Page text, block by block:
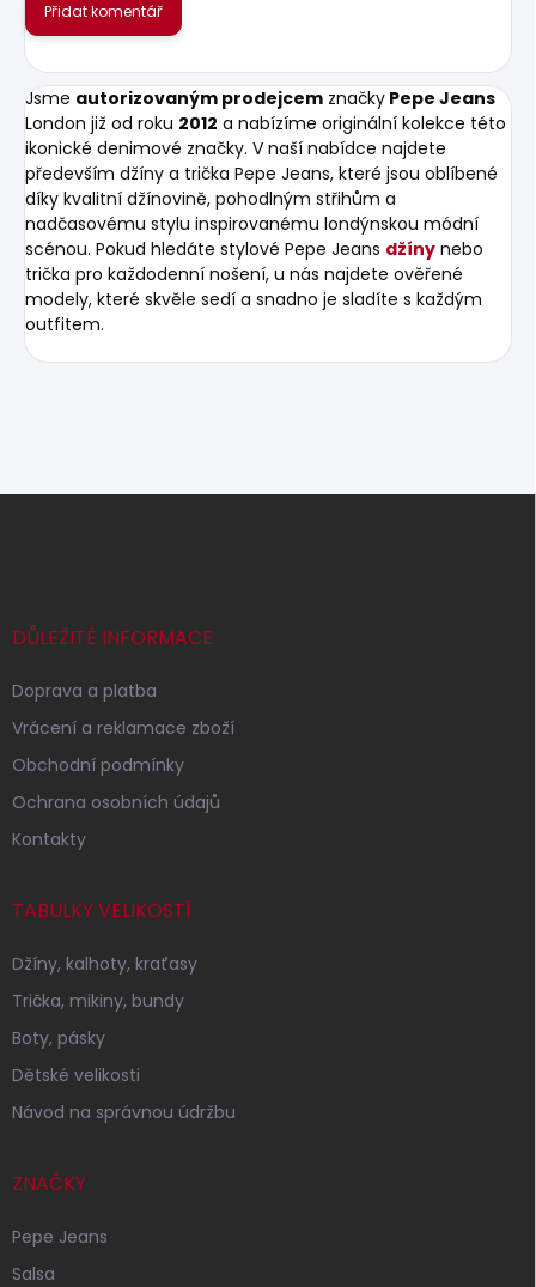
Přidat komentář
Jsme autorizovaným prodejcem značky Pepe Jeans
London již od roku 2012 a nabízíme originální kolekce této
ikonické denimové značky. V naší nabídce najdete
především džíny a trička Pepe Jeans, které jsou oblíbené
díky kvalitní džínovině, pohodlným střihům a
nadčasovému stylu inspirovanému londýnskou módní
scénou. Pokud hledáte stylové Pepe Jeans džíny nebo
trička pro každodenní nošení, u nás najdete ověřené
modely, které skvěle sedí a snadno je sladíte s každým
outfitem.
Z
DŮLEŽITÉ INFORMACE
Doprava a platba
Vrácení a reklamace zboží
Obchodní podmínky
Ochrana osobních údajů
Kontakty
TABULKY VELIKOSTÍ
Džíny, kalhoty, kraťasy
Trička, mikiny, bundy
Boty, pásky
Dětské velikosti
Návod na správnou údržbu
ZNAČKY
Pepe Jeans
Salsa